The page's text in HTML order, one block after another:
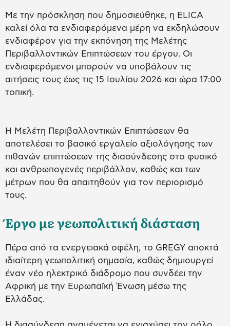
Με την πρόσκληση που δημοσιεύθηκε, η ELICA
καλεί όλα τα ενδιαφερόμενα μέρη να εκδηλώσουν
ενδιαφέρον για την εκπόνηση της Μελέτης
Περιβαλλοντικών Επιπτώσεων του έργου. Οι
ενδιαφερόμενοι μπορούν να υποβάλουν τις
αιτήσεις τους έως τις 15 Ιουλίου 2026 και ώρα 17:00
τοπική.
Η Μελέτη Περιβαλλοντικών Επιπτώσεων θα
αποτελέσει το βασικό εργαλείο αξιολόγησης των
πιθανών επιπτώσεων της διασύνδεσης στο φυσικό
και ανθρωπογενές περιβάλλον, καθώς και των
μέτρων που θα απαιτηθούν για τον περιορισμό
τους.
Έργο με γεωπολιτική διάσταση
Πέρα από τα ενεργειακά οφέλη, το GREGY αποκτά
ιδιαίτερη γεωπολιτική σημασία, καθώς δημιουργεί
έναν νέο ηλεκτρικό διάδρομο που συνδέει την
Αφρική με την Ευρωπαϊκή Ένωση μέσω της
Ελλάδας.